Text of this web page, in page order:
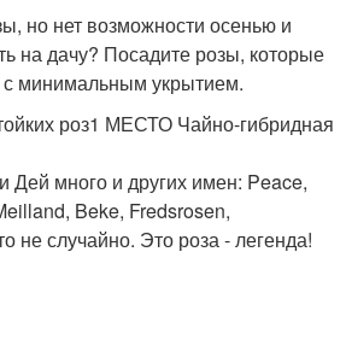
но нет возможности осенью и
на дачу? Посадите розы, которые
с минимальным укрытием.
роз1 МЕСТО Чайно-гибридная
Дей много и других имен: Peace,
Beke, Fredsrosen,
не случайно. Это роза - легенда!